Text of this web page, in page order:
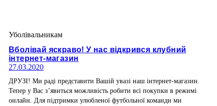
Уболівальникам
Вболівай яскраво! У нас відкрився клубний
інтернет-магазин
27.03.2020
ДРУЗІ! Ми раді представити Вашій увазі наш інтернет-магазин.
Тепер у Вас з’явиться можливість робити всі покупки в режимі
онлайн. Для підтримки улюбленої футбольної команди ми